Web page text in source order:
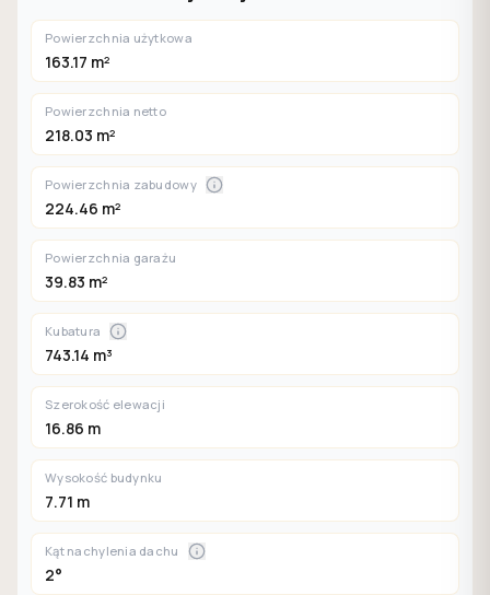
Powierzchnia użytkowa
163.17 m²
Powierzchnia netto
218.03 m²
Powierzchnia zabudowy
224.46 m²
Powierzchnia garażu
39.83 m²
Kubatura
743.14 m³
Szerokość elewacji
16.86 m
Wysokość budynku
7.71 m
Kąt nachylenia dachu
2°